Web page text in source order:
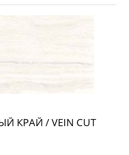
КРАЙ / VEIN CUT